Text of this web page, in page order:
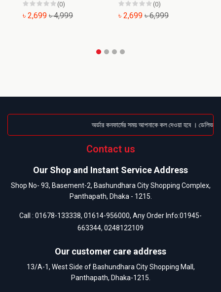
(0)
৳ 2,699 ৳ 4,999
(0)
৳ 2,699 ৳ 6,999
অর্ডার কনফার্মের সময় আপনাকে কল দেওয়া হবে ।
Contact us
Our Shop and Instant Service Address
Shop No- 93, Basement-2, Bashundhara City Shopping Complex,
Panthapath, Dhaka - 1215.
Call : 01678-133338, 01614-956000, Any Order Info:01945-
663344, 0248122109
Our customer care address
13/A-1, West Side of Bashundhara City Shopping Mall,
Panthapath, Dhaka-1215.